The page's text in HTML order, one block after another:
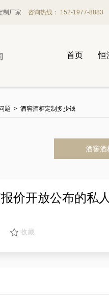
制厂家 咨询热线： 152-1977-8883
首页 恒
题 > 酒窖酒柜定制多少钱
酒窖酒
价开放公布的私
收藏